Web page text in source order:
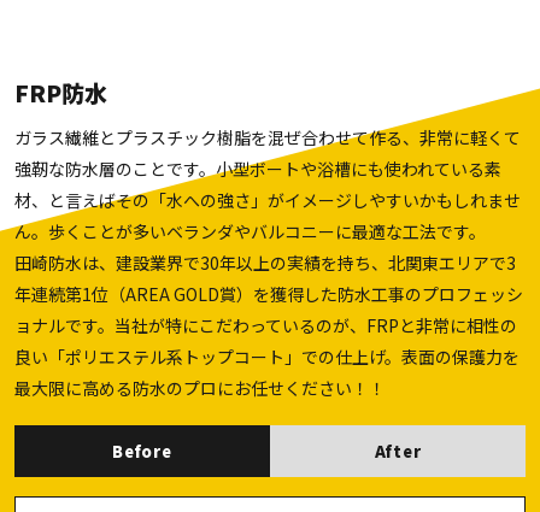
FRP防水
ガラス繊維とプラスチック樹脂を混ぜ合わせて作る、非常に軽くて
強靭な防水層のことです。小型ボートや浴槽にも使われている素
材、と言えばその「水への強さ」がイメージしやすいかもしれませ
ん。歩くことが多いベランダやバルコニーに最適な工法です。
田崎防水は、建設業界で30年以上の実績を持ち、北関東エリアで3
年連続第1位（AREA GOLD賞）を獲得した防水工事のプロフェッシ
ョナルです。当社が特にこだわっているのが、FRPと非常に相性の
良い「ポリエステル系トップコート」での仕上げ。表面の保護力を
最大限に高める防水のプロにお任せください！！
Before After